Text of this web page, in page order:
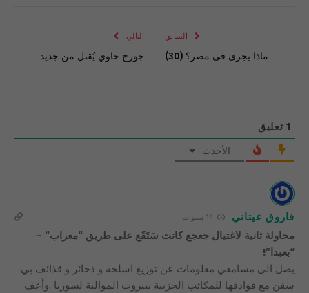
السابق
ماذا يجرى فى مصر؟ (30)
التالي
جورج حاوي‮ ‬يُقتل من جديد
1 تعليق
الأحدث
فاروق عيتاني 14 سنوات
محاولة ثانية لاغتيال جعجع كانت سَتَقَع على طريق “معراب” –
“بعبدا”!
يصل الى مسامعي معلومات عن توزيع اسلحة و ذخائر و قذائف بي
سفن مع قواذفها للمكاتب الحزبية ببيروت الموالية لسوريا .وأعف